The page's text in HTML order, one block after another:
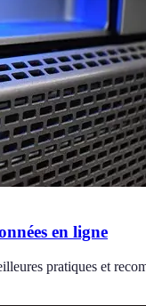
en ligne
pratiques et